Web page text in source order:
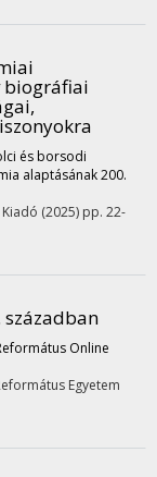
biográfiai
és borsodi
alaptásának 200.
(2025) pp. 22-
Online
Egyetem